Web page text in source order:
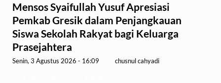
Mensos Syaifullah Yusuf Apresiasi
Pemkab Gresik dalam Penjangkauan
Siswa Sekolah Rakyat bagi Keluarga
Prasejahtera
Senin, 3 Agustus 2026 - 16:09 chusnul cahyadi